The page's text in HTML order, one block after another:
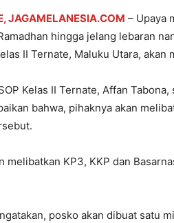
JAGAMELANESIA.COM – Upaya
hingga jelang lebaran
II Ternate, Maluku Utara,
Kelas II Ternate, Affan
bahwa, pihaknya akan
melibatkan KP3, KKP dan
posko akan dibuat satu